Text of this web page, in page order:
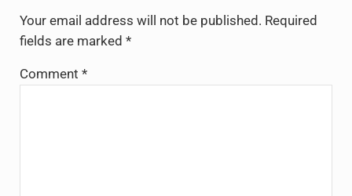
Your email address will not be published. Required
fields are marked *
Comment *